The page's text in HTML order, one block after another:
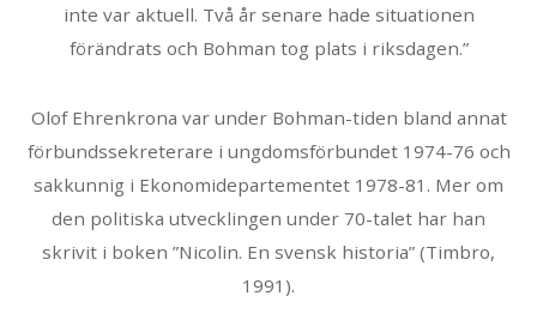
inte var aktuell. Två år senare hade situationen
förändrats och Bohman tog plats i riksdagen.”
Olof Ehrenkrona var under Bohman-tiden bland annat
förbundssekreterare i ungdomsförbundet 1974-76 och
sakkunnig i Ekonomidepartementet 1978-81. Mer om
den politiska utvecklingen under 70-talet har han
skrivit i boken ”Nicolin. En svensk historia” (Timbro,
1991).